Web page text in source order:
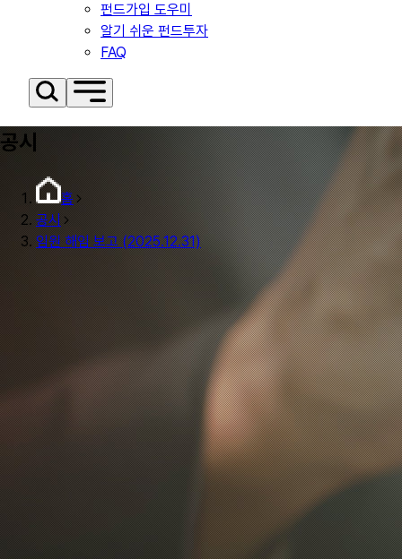
펀드가입 도우미
알기 쉬운 펀드투자
FAQ
공시
홈
공시
임원 해임 보고 (2025.12.31)